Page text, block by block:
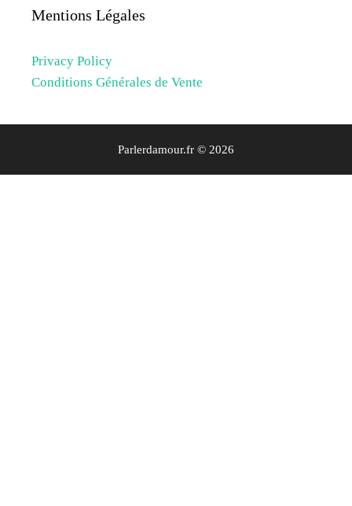
Mentions Légales
Privacy Policy
Conditions Générales de Vente
Parlerdamour.fr © 2026